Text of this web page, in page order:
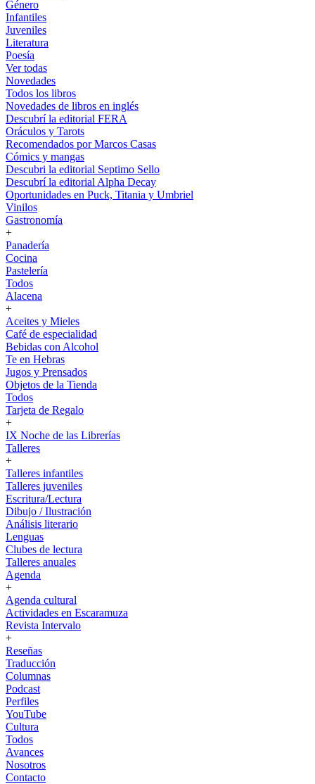
Género
Infantiles
Juveniles
Literatura
Poesía
Ver todas
Novedades
Todos los libros
Novedades de libros en inglés
Descubrí la editorial FERA
Oráculos y Tarots
Recomendados por Marcos Casas
Cómics y mangas
Descubri la editorial Septimo Sello
Descubrí la editorial Alpha Decay
Oportunidades en Puck, Titania y Umbriel
Vinilos
Gastronomía
+
Panadería
Cocina
Pastelería
Todos
Alacena
+
Aceites y Mieles
Café de especialidad
Bebidas con Alcohol
Te en Hebras
Jugos y Prensados
Objetos de la Tienda
Todos
Tarjeta de Regalo
+
IX Noche de las Librerías
Talleres
+
Talleres infantiles
Talleres juveniles
Escritura/Lectura
Dibujo / Ilustración
Análisis literario
Lenguas
Clubes de lectura
Talleres anuales
Agenda
+
Agenda cultural
Actividades en Escaramuza
Revista Intervalo
+
Reseñas
Traducción
Columnas
Podcast
Perfiles
YouTube
Cultura
Todos
Avances
Nosotros
Contacto